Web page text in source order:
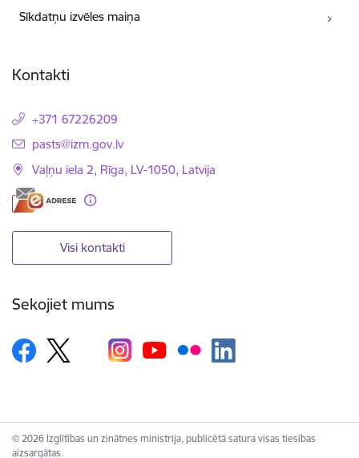
Sīkdatņu izvēles maiņa
Kontakti
+371 67226209
E-pasts:
pasts@izm.gov.lv
Vaļņu iela 2, Rīga, LV-1050, Latvija
Visi kontakti
Sekojiet mums
© 2026 Izglītības un zinātnes ministrija, publicētā satura visas tiesības
aizsargātas.